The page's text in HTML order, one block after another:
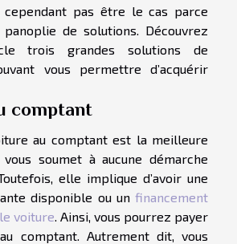
cependant pas être le cas parce
panoplie de solutions. Découvrez
trois grandes solutions de
vous permettre d’acquérir
comptant
au comptant est la meilleure
soumet à aucune démarche
elle implique d’avoir une
disponible ou un financement
voiture . Ainsi, vous pourrez payer
comptant. Autrement dit, vous